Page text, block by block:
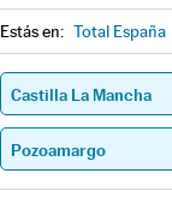
Estás en: Total España